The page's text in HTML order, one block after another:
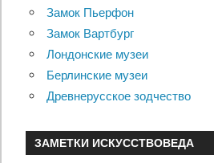
Замок Пьерфон
Замок Вартбург
Лондонские музеи
Берлинские музеи
Древнерусское зодчество
ЗАМЕТКИ ИСКУССТВОВЕДА